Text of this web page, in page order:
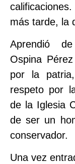
más tarde, la
Aprendió
Ospina
por la
respeto por
de la Iglesia
de ser un
conservador.
Una vez